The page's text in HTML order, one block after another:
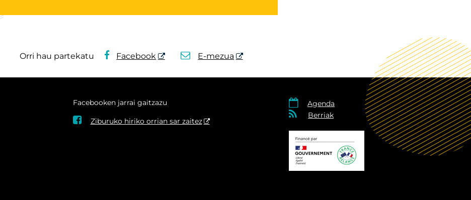
Orri hau partekatu Facebook E-mezua
Facebooken jarrai gaitzazu
 Ziburuko hiriko orrian sar zaitez
 Agenda
 Berriak